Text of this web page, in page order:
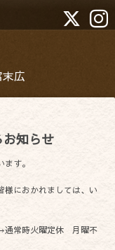
末広
知らせ
す。
様におかれましては、い
通常時火曜定休 月曜不